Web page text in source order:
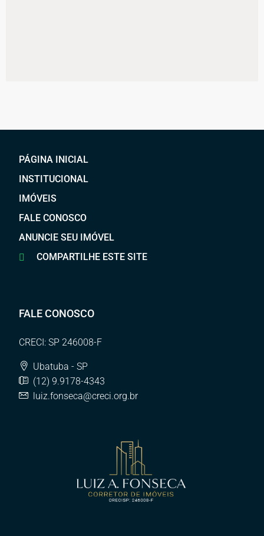
PÁGINA INICIAL
INSTITUCIONAL
IMÓVEIS
FALE CONOSCO
ANUNCIE SEU IMÓVEL
COMPARTILHE ESTE SITE
FALE CONOSCO
CRECI: SP 246008-F
Ubatuba - SP
(12) 9.9178-4343
luiz.fonseca@creci.org.br